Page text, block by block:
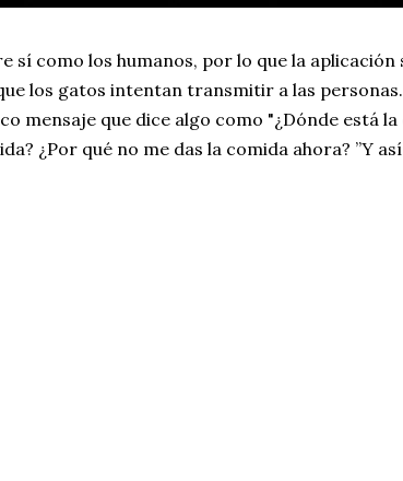
sí como los humanos, por lo que la aplicación
los gatos intentan transmitir a las
mensaje que dice algo como "¿Dónde está la
¿Por qué no me das la comida ahora? ”Y así